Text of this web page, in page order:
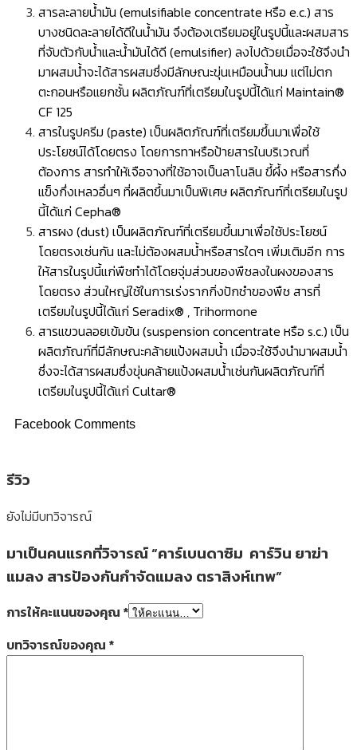
สารละลายน้ำมัน (emulsifiable concentrate หรือ e.c.) สาร
บางชนิดละลายได้ดีในน้ำมัน จึงต้องเตรียมอยู่ในรูปนี้และผสมสาร
ที่จับตัวกับนํ้าและนํ้ามันได้ดี (emulsifier) ลงไปด้วยเมื่อจะใช้จึงนำ
มาผสมนํ้าจะได้สารผสมซึ่งมีลักษณะขุ่นเหมือนนํ้านม แต่ไม่ตก
ตะกอนหรือแยกชั้น ผลิตภัณฑ์ที่เตรียมในรูปนี้ได้แก่ Maintain®
CF 125
สารในรูปครีม (paste) เป็นผลิตภัณฑ์ที่เตรียมขึ้นมาเพื่อใช้
ประโยชน์ได้โดยตรง โดยการทาหรือป้ายสารในบริเวณที่
ต้องการ สารทำให้เจือจางที่ใช้อาจเป็นลาโนลิน ขึ้ผึ้ง หรือสารกึ่ง
แข็งกึ่งเหลวอื่นๆ ที่ผลิตขึ้นมาเป็นพิเศษ ผลิตภัณฑ์ที่เตรียมในรูป
นี้ได้แก่ Cepha®
สารผง (dust) เป็นผลิตภัณฑ์ที่เตรียมขึ้นมาเพื่อใช้ประโยชน์
โดยตรงเช่นกัน และไม่ต้องผสมนํ้าหรือสารใดๆ เพิ่มเติมอีก การ
ให้สารในรูปนี้แก่พืชทำได้โดยจุ่มส่วนของพืชลงในผงของสาร
โดยตรง ส่วนใหญ่ใช้ในการเร่งรากกิ่งปักชำของพืช สารที่
เตรียมในรูปนี้ได้แก่ Seradix® , Trihormone
สารแขวนลอยเข้มข้น (suspension concentrate หรือ s.c.) เป็น
ผลิตภัณฑ์ที่มีลักษณะคล้ายแป้งผสมนํ้า เมื่อจะใช้จึงนำมาผสมนํ้า
ซึ่งจะได้สารผสมซึ่งขุ่นคล้ายแป้งผสมนํ้าเช่นกันผลิตภัณฑ์ที่
เตรียมในรูปนี้ได้แก่ Cultar®
Facebook Comments
รีวิว
ยังไม่มีบทวิจารณ์
มาเป็นคนแรกที่วิจารณ์ “คาร์เบนดาซิม คาร์วิน ยาฆ่า
แมลง สารป้องกันกำจัดแมลง ตราสิงห์เทพ”
การให้คะแนนของคุณ *
บทวิจารณ์ของคุณ *